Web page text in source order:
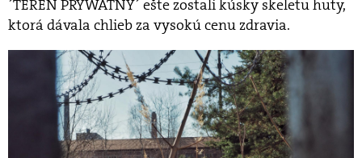
´TEREN PRYWATNY´ ešte zostali kúsky skeletu huty,
ktorá dávala chlieb za vysokú cenu zdravia.